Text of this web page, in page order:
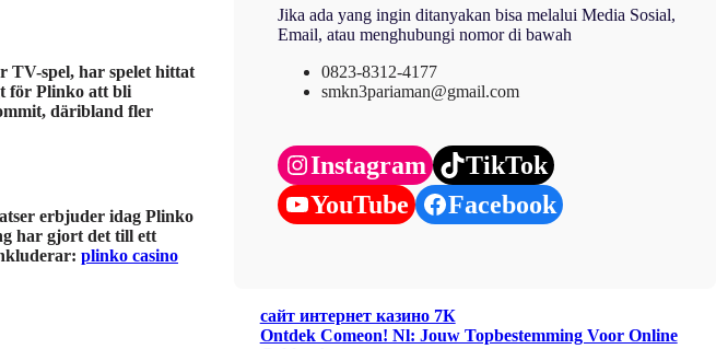
TV-spel, har spelet hittat
för Plinko att bli
däribland fler
erbjuder idag Plinko
har gjort det till ett
plinko casino
Jika ada yang ingin ditanyakan bisa melalui Media Sosial,
Email, atau menghubungi nomor di bawah
0823-8312-4177
smkn3pariaman@gmail.com
Instagram
TikTok
YouTube
Facebook
сайт интернет казино 7К
Ontdek Comeon! Nl: Jouw Topbestemming Voor Online